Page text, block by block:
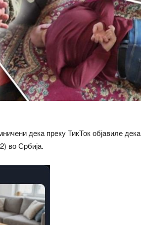
дека преку ТикТок објавиле дека
во Србија.